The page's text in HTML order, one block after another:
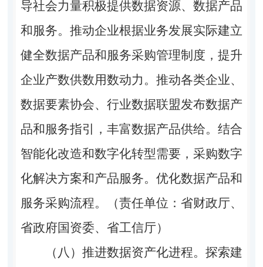
导社会力量积极提供数据资源、数据产品
和服务。推动企业根据业务发展实际建立
健全数据产品和服务采购管理制度，提升
企业产数供数用数动力。推动各类企业、
数据要素协会、行业数据联盟发布数据产
品和服务指引，丰富数据产品供给。结合
智能化改造和数字化转型需要，采购数字
化解决方案和产品服务。优化数据产品和
服务采购流程。（责任单位：省财政厅、
省政府国资委、省工信厅）
（八）推进数据资产化进程。探索建